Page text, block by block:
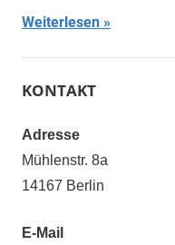
Weiterlesen
KONTAKT
Adresse
Mühlenstr. 8a
14167 Berlin
E-Mail